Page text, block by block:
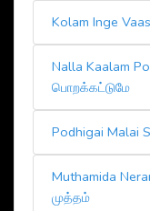
Kolam Inge
Nalla Kaalam
பொறக்கட்டுமே
Podhigai Malai
Muthamida
முத்தம்